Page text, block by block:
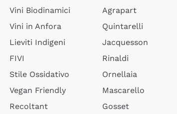
Vini Biodinamici
Vini in Anfora
Lieviti Indigeni
FIVI
Stile Ossidativo
Vegan Friendly
Recoltant
Agrapart
Quintarelli
Jacquesson
Rinaldi
Ornellaia
Mascarello
Gosset